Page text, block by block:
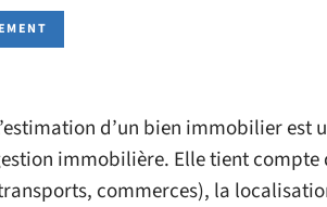
d’un bien immobilier est
immobilière. Elle tient
commerces), la